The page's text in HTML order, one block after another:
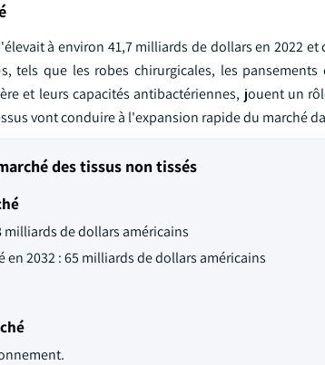
à environ 41,7 milliards de dollars en 2022 et
tels que les robes chirurgicales, les
et leurs capacités antibactériennes, jouent un
vont conduire à l'expansion rapide du marché
des tissus non tissés
milliards de dollars américains
en 2032 : 65 milliards de dollars américains